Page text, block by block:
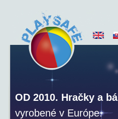
OD 2010. Hračky a
vyrobené v Európe.